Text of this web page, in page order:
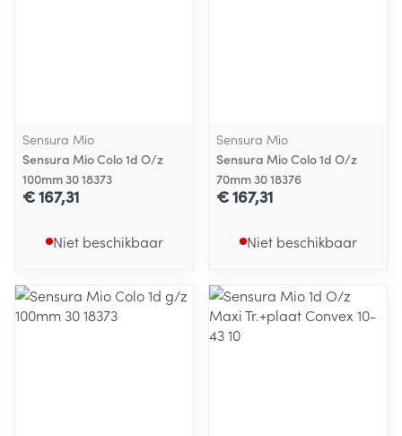
Sensura Mio
Sensura Mio Colo 1d O/z
100mm 30 18373
€ 167,31
Niet beschikbaar
Sensura Mio
Sensura Mio Colo 1d O/z
70mm 30 18376
€ 167,31
Niet beschikbaar